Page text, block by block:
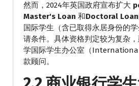
然而，2024年英国政府宣布扩大
Master's Loan 和Doctoral Loan
国际学生（含已取得永居身份的
请条件。具体资格判定较为复杂
学国际学生办公室（
款顾问。